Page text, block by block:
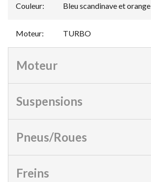
Couleur: Bleu scandinave et orange
Moteur: TURBO
Moteur
Suspensions
Pneus/Roues
Freins